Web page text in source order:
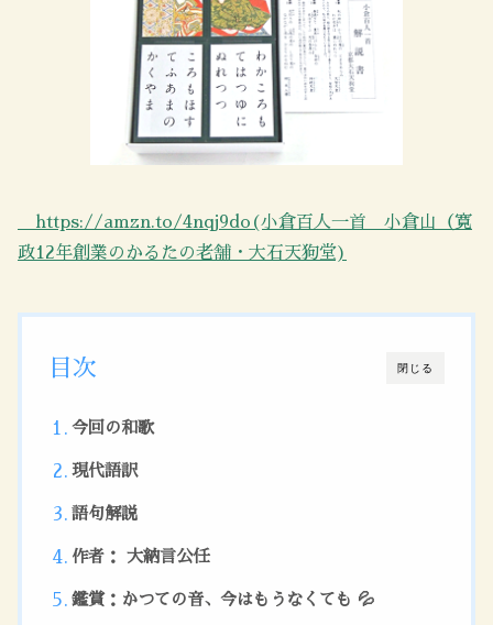
https://amzn.to/4nqj9do(小倉百人一首 小倉山（寛
政12年創業のかるたの老舗・大石天狗堂)
閉じる
目次
今回の和歌
現代語訳
語句解説
作者： 大納言公任
鑑賞：かつての音、今はもうなくても 💦